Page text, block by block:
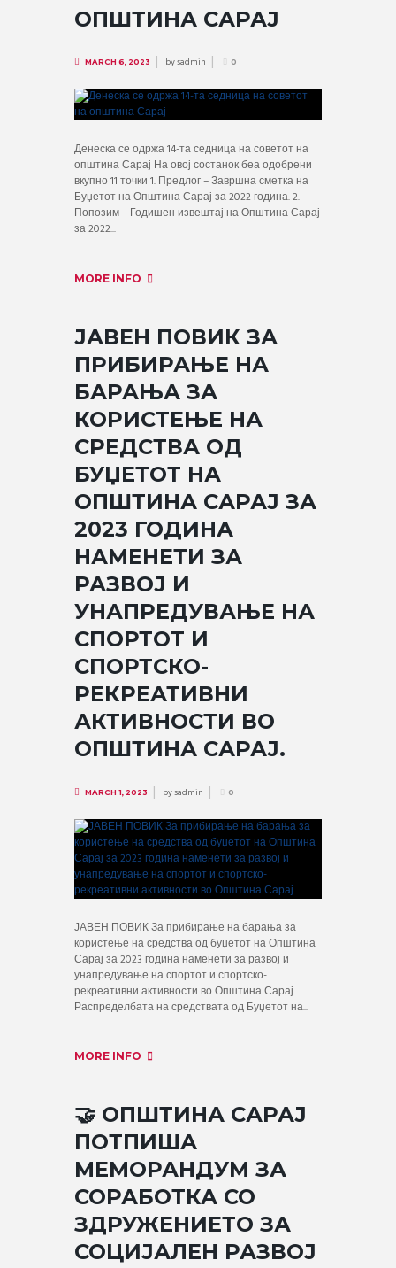
ОПШТИНА САРАЈ
MARCH 6, 2023 bysadmin 0
Денеска се одржа 14-та седница на советот на
општина Сарај На овој состанок беа одобрени
вкупно 11 точки 1. Предлог – Завршна сметка на
Буџетот на Општина Сарај за 2022 година. 2.
Попозим – Годишен извештај на Општина Сарај
за 2022...
MORE INFO
ЈАВЕН ПОВИК ЗА
ПРИБИРАЊЕ НА
БАРАЊА ЗА
КОРИСТЕЊЕ НА
СРЕДСТВА ОД
БУЏЕТОТ НА
ОПШТИНА САРАЈ ЗА
2023 ГОДИНА
НАМЕНЕТИ ЗА
РАЗВОЈ И
УНАПРЕДУВАЊЕ НА
СПОРТОТ И
СПОРТСКО-
РЕКРЕАТИВНИ
АКТИВНОСТИ ВО
ОПШТИНА САРАЈ.
MARCH 1, 2023 bysadmin 0
ЈАВЕН ПОВИК За прибирање на барања за
користење на средства од буџетот на Општина
Сарај за 2023 година наменети за развој и
унапредување на спортот и спортско-
рекреативни активности во Општина Сарај.
Распределбата на средствата од Буџетот на...
MORE INFO
🤝 ОПШТИНА САРАЈ
ПОТПИША
МЕМОРАНДУМ ЗА
СОРАБОТКА СО
ЗДРУЖЕНИЕТО ЗА
СОЦИЈАЛЕН РАЗВОЈ